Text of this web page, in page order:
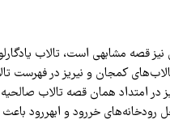
نیز قصه مشابهی است، تالاب
تالاب‌های کمجان و نیریز در فهرست
رودخانه‌های خررود و ابهررود